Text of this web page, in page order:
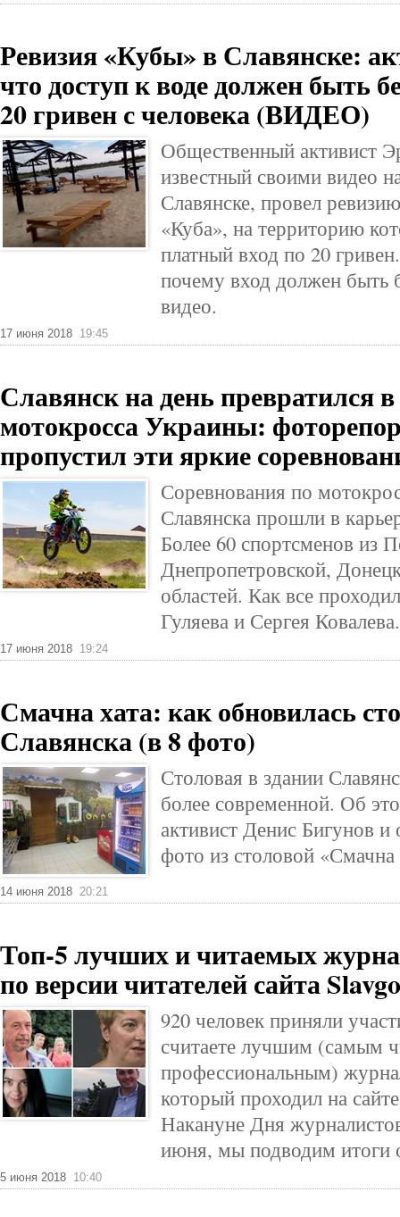
Ревизия «Кубы» в Славянске:
что доступ к воде должен быть
20 гривен с человека (ВИДЕО)
Общественный активист
известный своими видео
Славянске, провел
«Куба», на территорию
платный вход по 20
почему вход должен быть
видео.
17 июня 2018 19:45
Славянск на день превратился
мотокросса Украины:
пропустил эти яркие
Соревнования по
Славянска прошли в
Более 60 спортсменов из
Днепропетровской,
областей. Как все
Гуляева и Сергея Ковалева.
17 июня 2018 19:24
Смачна хата: как обновилась
Славянска (в 8 фото)
Столовая в здании
более современной. Об
активист Денис Бигунов и
фото из столовой «Смачна
14 июня 2018 20:21
Топ-5 лучших и читаемых
по версии читателей сайта
920 человек приняли
считаете лучшим (самым
профессиональным)
который проходил на
Накануне Дня
июня, мы подводим итоги
5 июня 2018 10:40